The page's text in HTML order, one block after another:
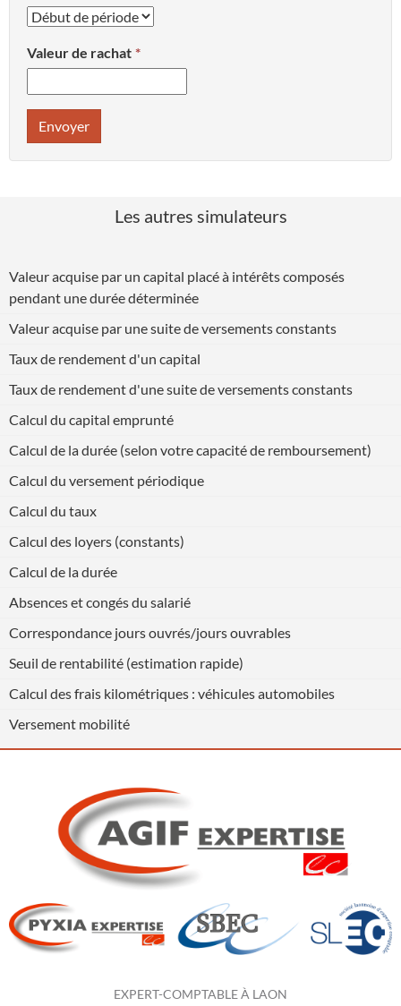
Valeur de rachat
Envoyer
Les autres simulateurs
Valeur acquise par un capital placé à intérêts composés
pendant une durée déterminée
Valeur acquise par une suite de versements constants
Taux de rendement d'un capital
Taux de rendement d'une suite de versements constants
Calcul du capital emprunté
Calcul de la durée (selon votre capacité de remboursement)
Calcul du versement périodique
Calcul du taux
Calcul des loyers (constants)
Calcul de la durée
Absences et congés du salarié
Correspondance jours ouvrés/jours ouvrables
Seuil de rentabilité (estimation rapide)
Calcul des frais kilométriques : véhicules automobiles
Versement mobilité
EXPERT-COMPTABLE À LAON